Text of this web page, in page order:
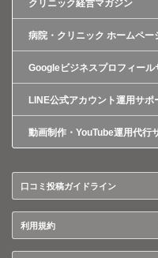
クリニック経営マガジン
病院・クリニック ホームペー
Googleビジネスプロフィール
LINE公式アカウント運用サポ
動画制作・YouTube運用代行
口コミ投稿ガイドライン
利用規約